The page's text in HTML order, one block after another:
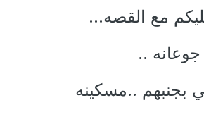
مع القصه...
..
بجنبهم ..مسكينه